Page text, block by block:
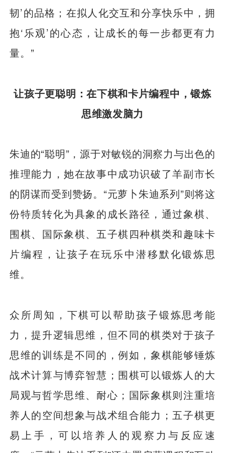
韧’的品格；在拟人化交互和分享快乐中，拥
抱‘乐观’的心态，让成长的每一步都更有力
量。”
让孩子更聪明：在下棋和卡片编程中，锻炼
思维激发脑力
朱迪的“聪明”，源于对敏锐的洞察力与出色的
推理能力，她在故事中成功识破了羊副市长
的阴谋而受到赞扬。“元萝卜朱迪系列”则将这
份特质转化为具象的成长路径，通过象棋、
围棋、国际象棋、五子棋四种棋类和趣味卡
片编程，让孩子在玩乐中潜移默化锻炼思
维。
众所周知，下棋可以帮助孩子锻炼思考能
力，提升逻辑思维，但不同的棋类对于孩子
思维的训练是不同的，例如，象棋能够锤炼
战术计算与博弈智慧；围棋可以锻炼人的大
局观与哲学思维、耐心；国际象棋则注重培
养人的空间想象与战术组合能力；五子棋更
易上手，可以培养人的观察力与反应速